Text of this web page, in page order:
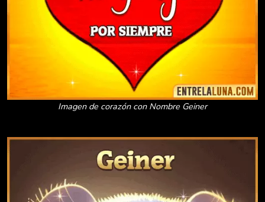
Imagen de corazón con Nombre Geiner